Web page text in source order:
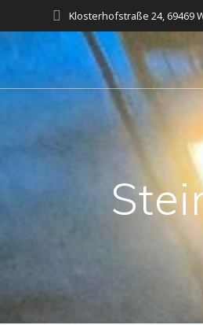
to
Klosterhofstraße 24, 69469